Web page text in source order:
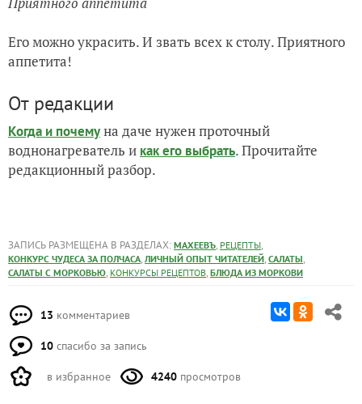
Его можно украсить. И звать всех к столу. Приятного
аппетита!
От редакции
Когда и почемуна даче нужен проточный
воднонагреватель и как его выбрать. Прочитайте
редакционный разбор.
ЗАПИСЬ РАЗМЕЩЕНА В РАЗДЕЛАХ: МАХЕЕВЪ, РЕЦЕПТЫ,
КОНКУРС ЧУДЕСА ЗА ПОЛЧАСА, ЛИЧНЫЙ ОПЫТ ЧИТАТЕЛЕЙ, САЛАТЫ,
САЛАТЫ С МОРКОВЬЮ, КОНКУРСЫ РЕЦЕПТОВ, БЛЮДА ИЗ МОРКОВИ
13 комментариев
10 спасибо за запись
в избранное 4240 просмотров